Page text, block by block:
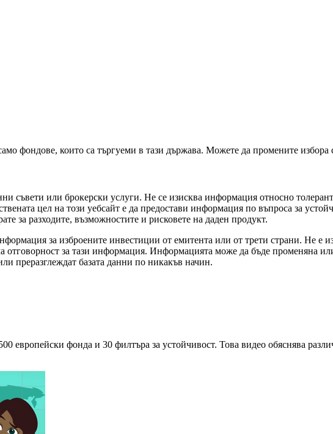
фондове, които са търгуеми в тази държава. Можете да промените избора
съвети или брокерски услуги. Не се изисква информация относно
цел на този уебсайт е да предостави информация по въпроса за
за разходите, възможностите и рисковете на даден продукт.
за изброените инвестиции от емитента или от трети страни. Не е
за тази информация. Информацията може да бъде променяна
преразглеждат базата данни по никакъв начин.
европейски фонда и 30 филтъра за устойчивост. Това видео обяснява